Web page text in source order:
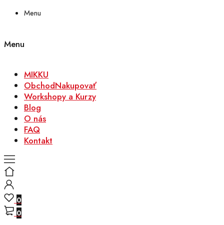
Menu
Menu
MIKKU
ObchodNakupovať
Workshopy a Kurzy
Blog
O nás
FAQ
Kontakt
0
0